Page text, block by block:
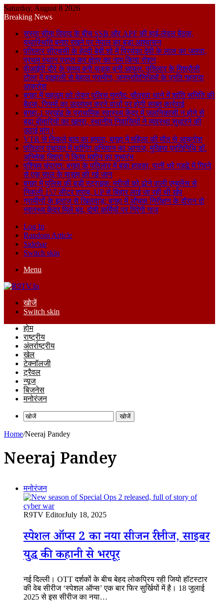
Saturday, August 8 2026
Breaking News
सुस्ता सीमा विवाद के बीच SSB और APF की हाई-लेवल बैठक,
यथास्थिति बनाए रखने पर नेपाल का बड़ा आश्वासन
पतिलार सीएचसी के हेल्दी बेबी शो में प्रियंका देवी के लाल का जलवा,
प्रथम स्थान प्राप्त कर क्षेत्र का नाम किया रोशन
वीआईपी दौरे के समय बनी सड़क बनी आफत, पतिलार के मिश्रौली
टोला में बदहाली से बेहाल ग्रामीण, जनप्रतिनिधियों के प्रति गहराया
आक्रोश
बगहा में चहलूम को लेकर पुलिस मुस्तैद: चौतरवा थाने में शांति समिति की
बैठक, नियमों का उल्लंघन करने वालों पर होगी सख्त कार्रवाई
बगहा-1 प्रखंड के प्राथमिक स्वास्थ्य केंद्र में जलनिकासी न होने से
बढ़ा बीमारियों का खतरा, स्थानीय निवासियों ने व्यवस्था सुधारने की
उठाई मांग।
VTR से निकले बाघ का हमला, बगहा में महिला की मौत से आक्रोश
पतिलार पंचायत में फॉगिंग अभियान का आगाज, मुखिया प्रतिनिधि डॉ.
अभिषेक मिश्रा ने किया मशीन का शुभारंभ
पश्चिम चंपारण: बगहा के पतिलार में बड़ा हादसा, पानी भरे गड्ढे में गिरने
से एक साल के मासूम की गई जान
बगहा में पुलिस की बड़ी स्ट्राइक: मरीजों को ढोने वाली एम्बुलेंस से
निकली 157 लीटर शराब, UP से बिहार लाई जा रही थी खेप
ग्रामीणों के इलाज से खिलवाड़: बगहा में औचक निरीक्षण के दौरान दो
स्वास्थ्य केंद्र मिले बंद, दोषी कर्मियों पर गिरेगी गाज
Log In
Random Article
Sidebar
Switch skin
Menu
खोजें
Switch skin
होम
राष्ट्रीय
अंतर्राष्ट्रीय
खेल
टेक्नॉलजी
ट्रैवल
न्यूज
बिजनेस
मनोरंजन
खोजें
Home/Neeraj Pandey
Neeraj Pandey
मनोरंजन
R9TV EditorJuly 18, 2025
स्पेशल ऑप्स 2 का नया सीजन रीलीज, साइबर
युद्ध की कहानी से भरपूर
नई दिल्ली। OTT दर्शकों के बीच बेहद लोकप्रिय रही जियो हॉटस्टार
की वेब सीरीज ‘स्पेशल ऑप्स’ एक बार फिर सुर्खियों में है। 18 जुलाई
2025 से इस सीरीज का नया…